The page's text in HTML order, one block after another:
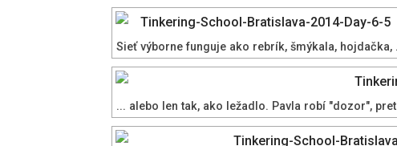
Sieť výborne funguje ako rebrík, šmýkala, hojdačka,
... alebo len tak, ako ležadlo. Pavla robí "dozor",